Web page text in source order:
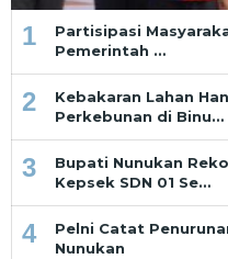
1
Partisipasi
Pemerintah …
2
Kebakaran Lahan
Perkebunan di Binu…
3
Bupati Nunukan
Kepsek SDN 01 Se…
4
Pelni Catat
Nunukan